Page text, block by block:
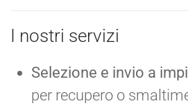
I nostri servizi
Selezione e invio a
per recupero o